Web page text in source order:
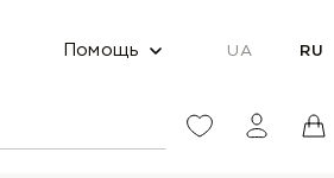
Помощь UA RU